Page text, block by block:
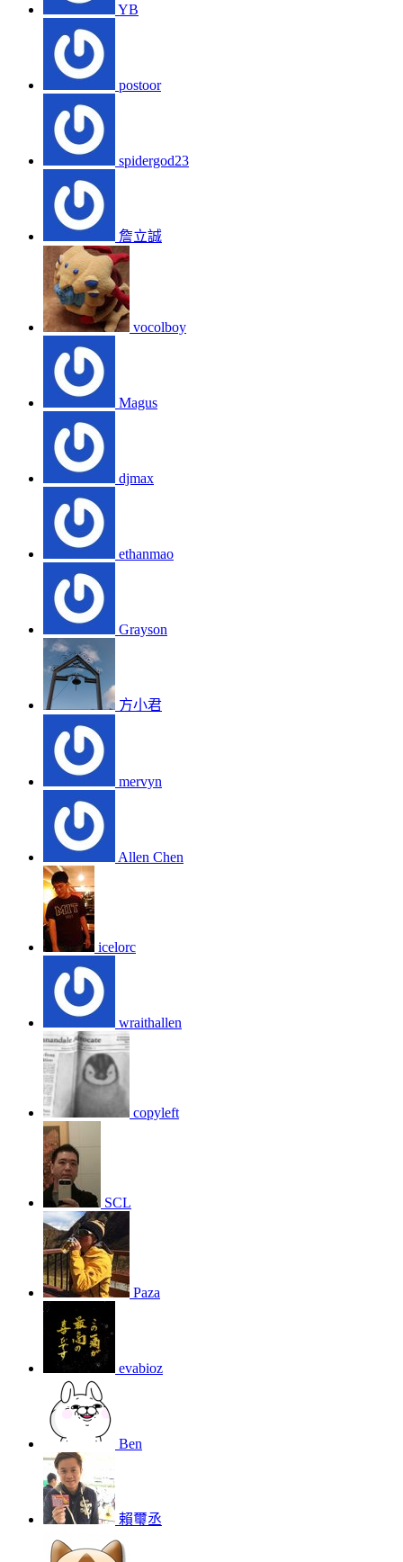
YB
postoor
spidergod23
詹立誠
vocolboy
Magus
djmax
ethanmao
Grayson
方小君
mervyn
Allen Chen
icelorc
wraithallen
copyleft
SCL
Paza
evabioz
Ben
賴璽丞